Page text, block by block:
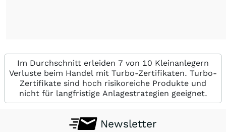
Im Durchschnitt erleiden 7 von 10 Kleinanlegern
Verluste beim Handel mit Turbo-Zertifikaten. Turbo-
Zertifikate sind hoch risikoreiche Produkte und
nicht für langfristige Anlagestrategien geeignet.
Newsletter